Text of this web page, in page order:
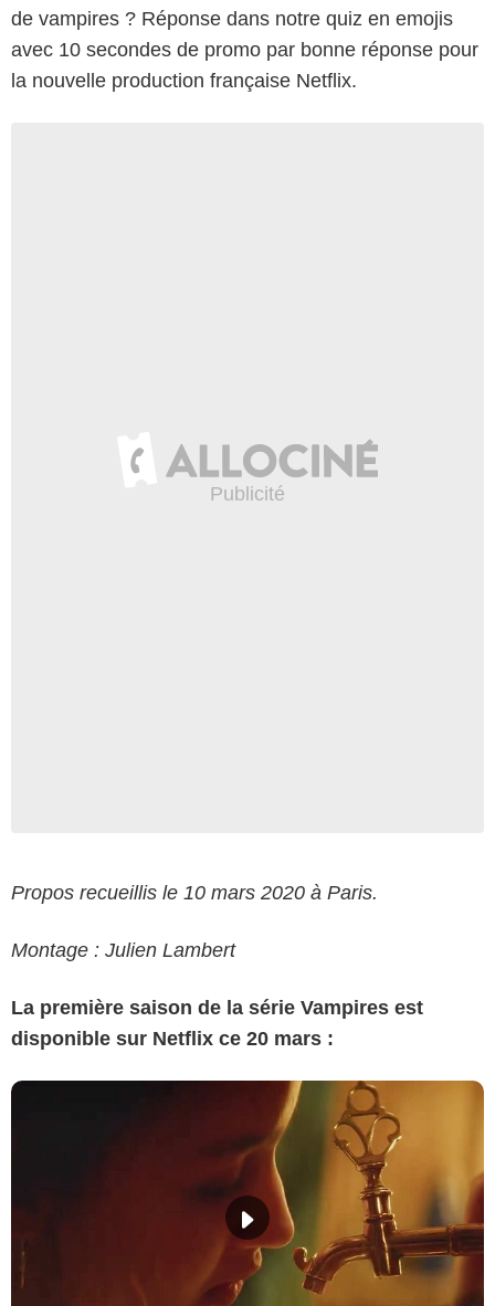
de vampires ? Réponse dans notre quiz en emojis
avec 10 secondes de promo par bonne réponse pour
la nouvelle production française Netflix.
Propos recueillis le 10 mars 2020 à Paris.
Montage : Julien Lambert
La première saison de la série Vampires est
disponible sur Netflix ce 20 mars :